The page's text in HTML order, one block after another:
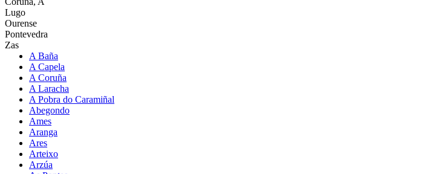
Lugo
Ourense
Pontevedra
Zas
A Baña
A Capela
A Coruña
A Laracha
A Pobra do Caramiñal
Abegondo
Ames
Aranga
Ares
Arteixo
Arzúa